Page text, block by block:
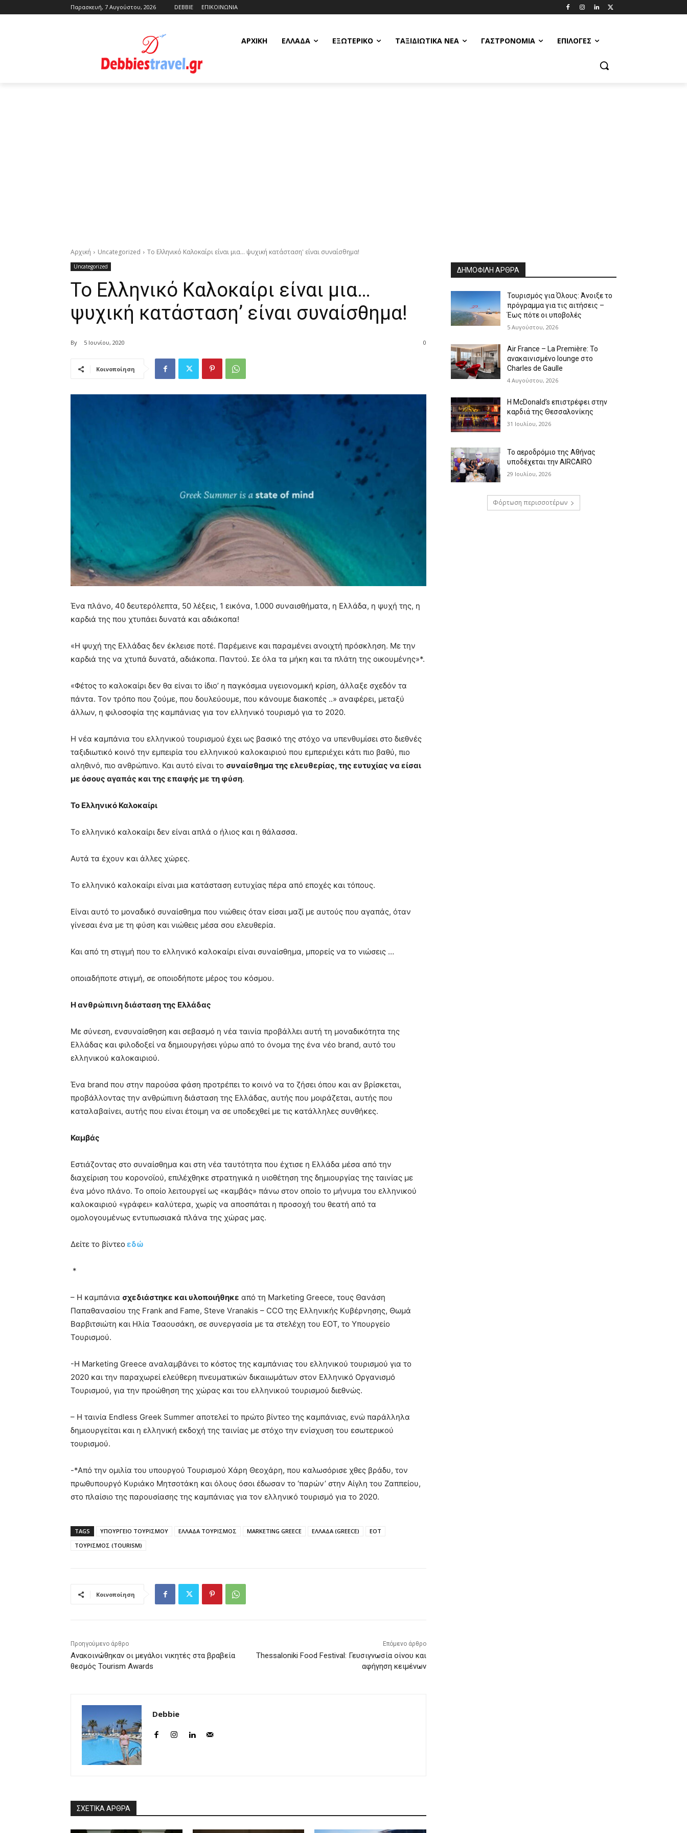
Παρασκευή, 7 Αυγούστου, 2026 DEBBIE ΕΠΙΚΟΙΝΩΝΙΑ
ΑΡΧΙΚΗ ΕΛΛΆΔΑ ΕΞΩΤΕΡΙΚΌ ΤΑΞΙΔΙΩΤΙΚΆ ΝΈΑ ΓΑΣΤΡΟΝΟΜΊΑ ΕΠΙΛΟΓΈΣ
Αρχική Uncategorized Το Ελληνικό Καλοκαίρι είναι μια… ψυχική κατάσταση' είναι συναίσθημα!
Uncategorized
Το Ελληνικό Καλοκαίρι είναι μια…
ψυχική κατάσταση’ είναι συναίσθημα!
By 5 Ιουνίου, 2020 0
Κοινοποίηση
Ένα πλάνο, 40 δευτερόλεπτα, 50 λέξεις, 1 εικόνα, 1.000 συναισθήματα, η Ελλάδα, η ψυχή της, η
καρδιά της που χτυπάει δυνατά και αδιάκοπα!
«Η ψυχή της Ελλάδας δεν έκλεισε ποτέ. Παρέμεινε και παραμένει ανοιχτή πρόσκληση. Με την
καρδιά της να χτυπά δυνατά, αδιάκοπα. Παντού. Σε όλα τα μήκη και τα πλάτη της οικουμένης»*.
«Φέτος το καλοκαίρι δεν θα είναι το ίδιο’ η παγκόσμια υγειονομική κρίση, άλλαξε σχεδόν τα
πάντα. Τον τρόπο που ζούμε, που δουλεύουμε, που κάνουμε διακοπές ..» αναφέρει, μεταξύ
άλλων, η φιλοσοφία της καμπάνιας για τον ελληνικό τουρισμό για το 2020.
Η νέα καμπάνια του ελληνικού τουρισμού έχει ως βασικό της στόχο να υπενθυμίσει στο διεθνές
ταξιδιωτικό κοινό την εμπειρία του ελληνικού καλοκαιριού που εμπεριέχει κάτι πιο βαθύ, πιο
αληθινό, πιο ανθρώπινο. Και αυτό είναι το συναίσθημα της ελευθερίας, της ευτυχίας να είσαι
με όσους αγαπάς και της επαφής με τη φύση.
Το Ελληνικό Καλοκαίρι
Το ελληνικό καλοκαίρι δεν είναι απλά ο ήλιος και η θάλασσα.
Αυτά τα έχουν και άλλες χώρες.
Το ελληνικό καλοκαίρι είναι μια κατάσταση ευτυχίας πέρα από εποχές και τόπους.
Είναι αυτό το μοναδικό συναίσθημα που νιώθεις όταν είσαι μαζί με αυτούς που αγαπάς, όταν
γίνεσαι ένα με τη φύση και νιώθεις μέσα σου ελευθερία.
Και από τη στιγμή που το ελληνικό καλοκαίρι είναι συναίσθημα, μπορείς να το νιώσεις …
οποιαδήποτε στιγμή, σε οποιοδήποτε μέρος του κόσμου.
Η ανθρώπινη διάσταση της Ελλάδας
Με σύνεση, ενσυναίσθηση και σεβασμό η νέα ταινία προβάλλει αυτή τη μοναδικότητα της
Ελλάδας και φιλοδοξεί να δημιουργήσει γύρω από το όνομα της ένα νέο brand, αυτό του
ελληνικού καλοκαιριού.
Ένα brand που στην παρούσα φάση προτρέπει το κοινό να το ζήσει όπου και αν βρίσκεται,
προβάλλοντας την ανθρώπινη διάσταση της Ελλάδας, αυτής που μοιράζεται, αυτής που
καταλαβαίνει, αυτής που είναι έτοιμη να σε υποδεχθεί με τις κατάλληλες συνθήκες.
Καμβάς
Εστιάζοντας στο συναίσθημα και στη νέα ταυτότητα που έχτισε η Ελλάδα μέσα από την
διαχείριση του κορονοϊού, επιλέχθηκε στρατηγικά η υιοθέτηση της δημιουργίας της ταινίας με
ένα μόνο πλάνο. Το οποίο λειτουργεί ως «καμβάς» πάνω στον οποίο το μήνυμα του ελληνικού
καλοκαιριού «γράφει» καλύτερα, χωρίς να αποσπάται η προσοχή του θεατή από τα
ομολογουμένως εντυπωσιακά πλάνα της χώρας μας.
Δείτε το βίντεο εδώ
*
– Η καμπάνια σχεδιάστηκε και υλοποιήθηκε από τη Marketing Greece, τους Θανάση
Παπαθανασίου της Frank and Fame, Steve Vranakis – CCO της Ελληνικής Κυβέρνησης, Θωμά
Βαρβιτσιώτη και Ηλία Τσαουσάκη, σε συνεργασία με τα στελέχη του ΕΟΤ, το Υπουργείο
Τουρισμού.
-H Marketing Greece αναλαμβάνει το κόστος της καμπάνιας του ελληνικού τουρισμού για το
2020 και την παραχωρεί ελεύθερη πνευματικών δικαιωμάτων στον Ελληνικό Οργανισμό
Τουρισμού, για την προώθηση της χώρας και του ελληνικού τουρισμού διεθνώς.
– Η ταινία Endless Greek Summer αποτελεί το πρώτο βίντεο της καμπάνιας, ενώ παράλληλα
δημιουργείται και η ελληνική εκδοχή της ταινίας με στόχο την ενίσχυση του εσωτερικού
τουρισμού.
-*Από την ομιλία του υπουργού Τουρισμού Χάρη Θεοχάρη, που καλωσόρισε χθες βράδυ, τον
πρωθυπουργό Κυριάκο Μητσοτάκη και όλους όσοι έδωσαν το ‘παρών’ στην Αίγλη του Ζαππείου,
στο πλαίσιο της παρουσίασης της καμπάνιας για τον ελληνικό τουρισμό για το 2020.
TAGS ΥΠΟΥΡΓΕΙΟ ΤΟΥΡΙΣΜΟΥ ΕΛΛΑΔΑ ΤΟΥΡΙΣΜΟΣ MARKETING GREECE ΕΛΛΑΔΑ (GREECE)
ΕΟΤ
ΤΟΥΡΙΣΜΟΣ (TOURISM)
Κοινοποίηση
Προηγούμενο άρθρο
Ανακοινώθηκαν οι μεγάλοι νικητές στα βραβεία
θεσμός Tourism Awards
Επόμενο άρθρο
Thessaloniki Food Festival: Γευσιγνωσία οίνου και
αφήγηση κειμένων
Debbie
ΣΧΕΤΙΚΑ ΑΡΘΡΑ
ΔΗΜΟΦΙΛΗ ΑΡΘΡΑ
Τουρισμός για Όλους: Άνοιξε το
πρόγραμμα για τις αιτήσεις –
Έως πότε οι υποβολές
5 Αυγούστου, 2026
Air France – La Première: Το
ανακαινισμένο lounge στο
Charles de Gaulle
4 Αυγούστου, 2026
Η McDonald’s επιστρέφει στην
καρδιά της Θεσσαλονίκης
31 Ιουλίου, 2026
Το αεροδρόμιο της Αθήνας
υποδέχεται την AIRCAIRO
29 Ιουλίου, 2026
Φόρτωση περισσοτέρων